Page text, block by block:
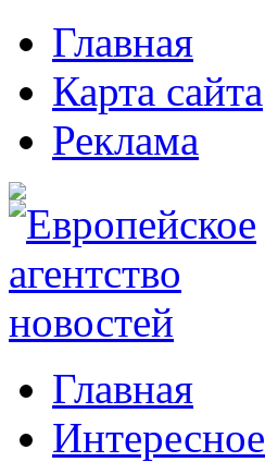
Главная
Карта сайта
Реклама
Главная
Интересное